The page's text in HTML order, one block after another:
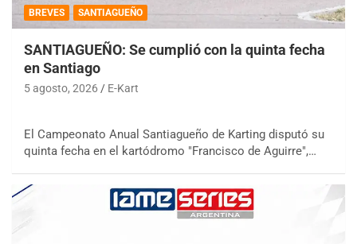
BREVES SANTIAGUEÑO
SANTIAGUEÑO: Se cumplió con la quinta fecha
en Santiago
5 agosto, 2026 E-Kart
El Campeonato Anual Santiagueño de Karting disputó su
quinta fecha en el kartódromo "Francisco de Aguirre",…